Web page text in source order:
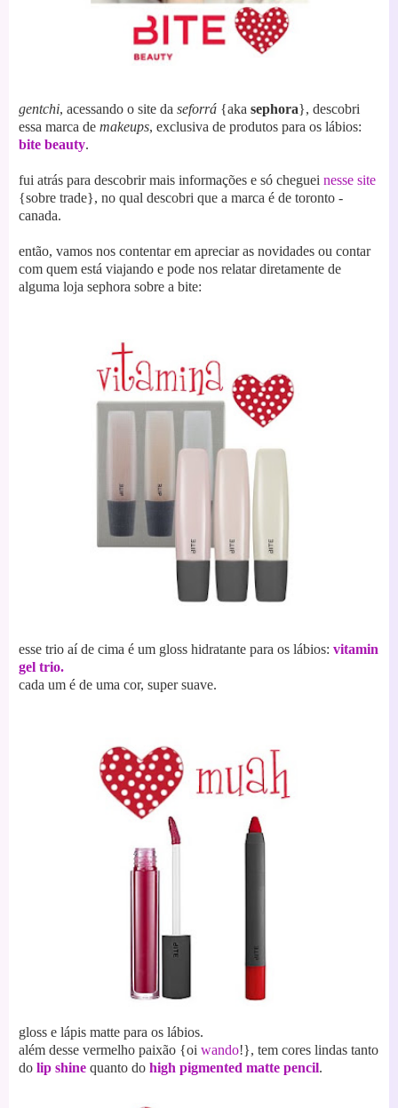
gentchi, acessando o site da seforrá {aka sephora}, descobri
essa marca de makeups, exclusiva de produtos para os lábios:
bite beauty.
fui atrás para descobrir mais informações e só cheguei nesse site
{sobre trade}, no qual descobri que a marca é de toronto -
canada.
então, vamos nos contentar em apreciar as novidades ou contar
com quem está viajando e pode nos relatar diretamente de
alguma loja sephora sobre a bite:
esse trio aí de cima é um gloss hidratante para os lábios: vitamin
gel trio.
cada um é de uma cor, super suave.
gloss e lápis matte para os lábios.
além desse vermelho paixão {oi wando!}, tem cores lindas tanto
do lip shine quanto do high pigmented matte pencil.